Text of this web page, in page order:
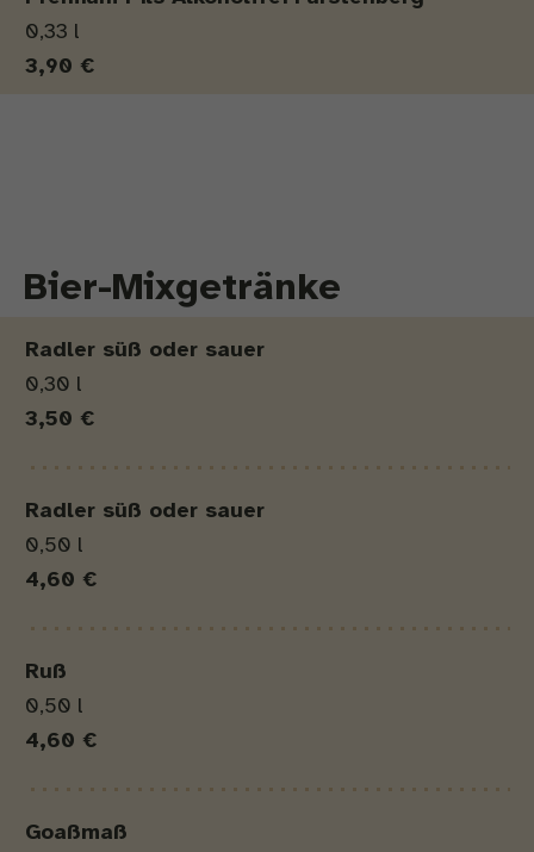
0,33 l
3,90 €
Bier-Mixgetränke
Radler süß oder sauer
0,30 l
3,50 €
Radler süß oder sauer
0,50 l
4,60 €
Ruß
0,50 l
4,60 €
Goaßmaß